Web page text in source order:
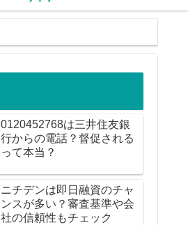
0120452768は三井住友銀
行からの電話？督促される
って本当？
ニチデンは即日融資のチャ
ンスが多い？審査基準や会
社の信頼性もチェック